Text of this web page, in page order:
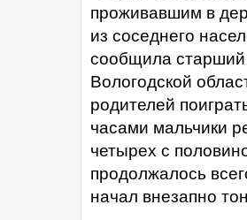
проживавшим в
из соседнего
сообщила
Вологодской
родителей
часами мальчики
четырех с
продолжалось
начал внезапно